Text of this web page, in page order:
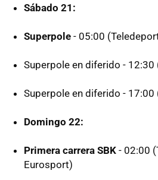
Sábado 21:
Superpole - 05:00
Superpole en diferido -
Superpole en diferido -
Domingo 22:
Primera carrera SBK - 02:00
Eurosport)